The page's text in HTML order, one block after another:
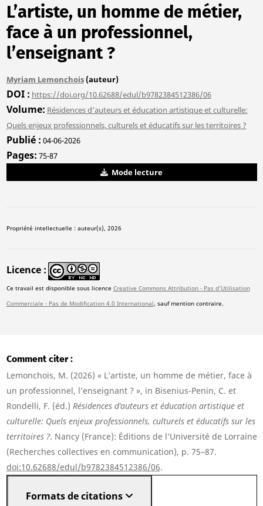
L’artiste, un homme de métier,
face à un professionnel,
l’enseignant ?
Myriam Lemonchois(auteur)
DOI https://doi.org/10.62688/edul/b9782384512386/06
Volume Résidences d’auteurs et éducation artistique et culturelle:
Quels enjeux professionnels, culturels et éducatifs sur les territoires ?
Publié 04-06-2026
Pages 75-87
Mode lecture
Propriété intellectuelle : auteur(s), 2026
Licence
Ce travail est disponible sous licence Creative Commons Attribution - Pas d'Utilisation
Commerciale - Pas de Modification 4.0 International, sauf mention contraire.
Comment citer
Lemonchois, M. (2026) « L’artiste, un homme de métier, face à
un professionnel, l’enseignant ? », in Bisenius-Penin, C. et
Rondelli, F. (éd.) Résidences d’auteurs et éducation artistique et
culturelle: Quels enjeux professionnels, culturels et éducatifs sur les
territoires ?. Nancy (France): Éditions de l’Université de Lorraine
(Recherches collectives en communication), p. 75–87.
doi:10.62688/edul/b9782384512386/06.
Formats de citations